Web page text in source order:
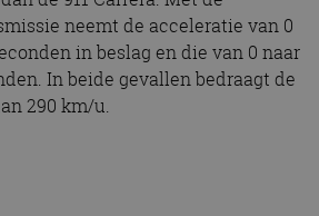
neemt de acceleratie van 0
in beslag en die van 0 naar
In beide gevallen bedraagt de
290 km/u.